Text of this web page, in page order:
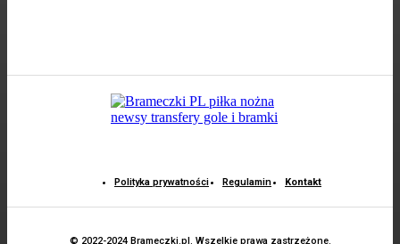
Polityka prywatności Regulamin Kontakt
© 2022-2024 Brameczki.pl. Wszelkie prawa zastrzeżone.